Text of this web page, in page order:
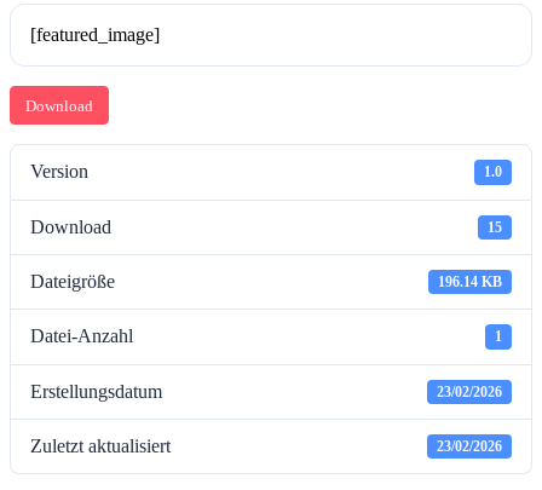
[featured_image]
Download
Version 1.0
Download 15
Dateigröße 196.14 KB
Datei-Anzahl 1
Erstellungsdatum 23/02/2026
Zuletzt aktualisiert 23/02/2026